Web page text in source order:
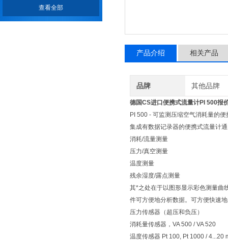
查看全部
产品介绍 相关产品
品牌 其他品牌
德国CS进口便携式流量计PI 500报
PI 500 - 可监测压缩空气消耗量的便
集成有数据记录器的便携式流量计
消耗/流量测量
压力/真空测量
温度测量
残余湿度/露点测量
其*之处在于以图形显示彩色测量曲
件可方便地分析数据。可方便快速
压力传感器（超压和负压）
消耗量传感器，VA 500 / VA 520
温度传感器 Pt 100, Pt 1000 / 4...20